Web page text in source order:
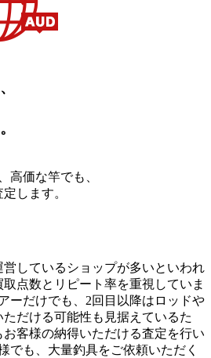
高価な竿でも、
します。
しているショップが多いといわれ
点数とリピート率を重視していま
ーだけでも、2回目以降はロッドや
だける可能性も見据えているた
客様の納得いただける査定を行い
でも、大量釣具をご依頼いただく